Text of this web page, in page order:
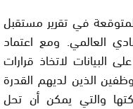
في تقرير مستقبل
العالمي. ومع اعتماد
البيانات لاتخاذ قرارات
الذين لديهم القدرة
والتي يمكن أن تحل